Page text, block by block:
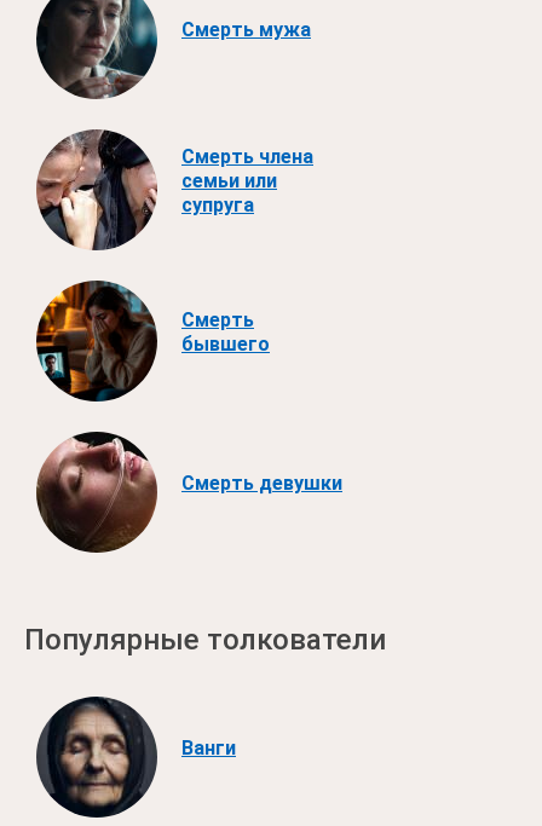
Смерть мужа
Смерть члена
семьи или
супруга
Смерть
бывшего
Смерть девушки
Популярные толкователи
Ванги